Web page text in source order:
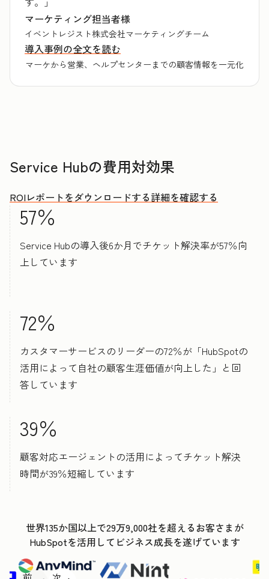
マーケティング担当者様
イベントレジスト株式会社マーケティングチーム
導入事例の全文を読む
マーケから営業、ヘルプセンターまでの顧客情報を一元化
Service Hubの費用対効果
ROIレポートをダウンロードする詳細を確認する
57％
Service Hubの導入後6か月でチケット解決率が57％向
上しています
72％
カスタマーサービスのリーダーの72％が「HubSpotの
活用によって自社の顧客生涯価値が向上した」と回
答しています
39％
顧客対応エージェントの活用によってチケット解決
時間が39％短縮しています
世界135か国以上で29万9,000社を超えるお客さまが
HubSpotを活用してビジネス成長を遂げています